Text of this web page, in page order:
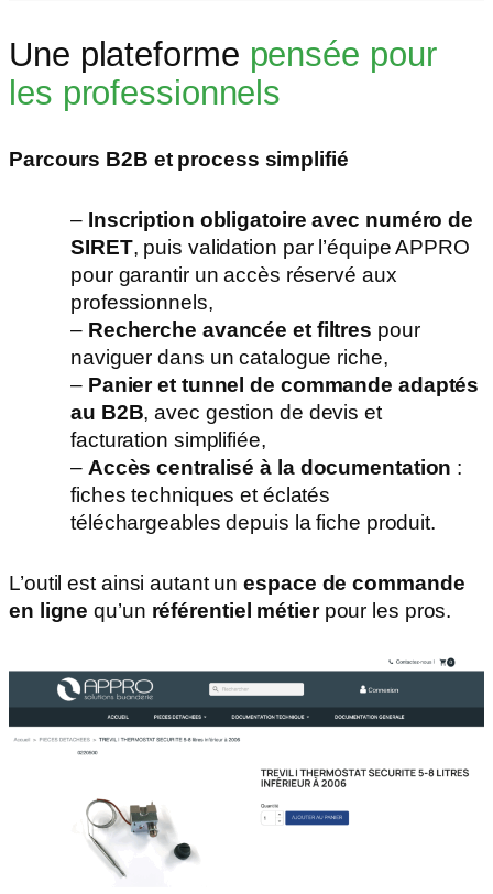
Une plateforme pensée pour
les professionnels
Parcours B2B et process simplifié
– Inscription obligatoire avec numéro de
SIRET, puis validation par l’équipe APPRO
pour garantir un accès réservé aux
professionnels,
– Recherche avancée et filtres pour
naviguer dans un catalogue riche,
– Panier et tunnel de commande adaptés
au B2B, avec gestion de devis et
facturation simplifiée,
– Accès centralisé à la documentation :
fiches techniques et éclatés
téléchargeables depuis la fiche produit.
L’outil est ainsi autant unespace de commande
en ligne qu’un référentiel métierpour les pros.